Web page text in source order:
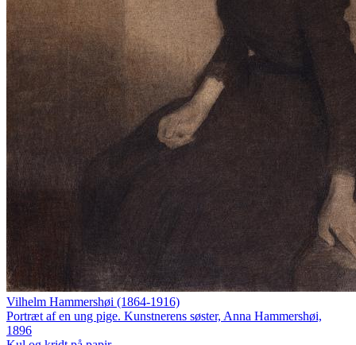
Vilhelm Hammershøi (1864-1916)
Portræt af en ung pige. Kunstnerens søster, Anna Hammershøi,
1896